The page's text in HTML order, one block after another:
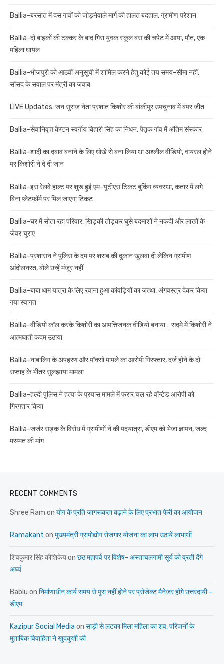
Ballia-बरसात में दस गावों को जोड़नेवाले मार्ग की हालत बदहाल, ग्रामीण परेशान
Ballia-दो बाइकों की टक्कर के बाद गिरा युवक स्कूल बस की चपेट में आया, मौत, एक
महिला घायल
Ballia-भोजपुरी को आठवीं अनुसूची में शामिल करने हेतु कोई तय समय-सीमा नहीं,
सांसद के सवाल पर मंत्री का जवाब
LIVE Updates: जन सुराज नेता प्रशांत किशोर की बांकीपुर उपचुनाव में बंपर जीत
Ballia-सेवानिवृत्त कैप्टन स्वर्गीय बिहारी सिंह का निधन, पैतृक गांव में अंतिम संस्कार
Ballia-शादी का दबाव बनाने के लिए धोखे से बना लिया था अश्लील वीडियो, वायरल होने
पर किशोरी ने दे दी जान
Ballia-इस रेलवे हाल्ट पर शुरू हुई एम-यूटीएस टिकट बुकिंग व्यवस्था, कतार में लगे
बिना प्लेटफॉर्म पर मिल जाएगा टिकट
Ballia-घर में सोता रहा परिवार, खिड़की तोड़कर घुसे बदमाशों ने नकदी और लाखों के
जेवर चुराए
Ballia-प्रशासन ने पुलिस के दम पर शराब की दुकान खुलवा दी लेकिन ग्रामीण
आंदोलनरत, बोले उन्हें मंजूर नहीं
Ballia-बाबा धाम यात्रा के लिए रवाना हुआ कांवड़ियों का जत्था, अंगवस्त्र देकर किया
गया स्वागत
Ballia-वीडियो कॉल करके किशोरी का आपत्तिजनक वीडियो बनाया… सदमे में किशोरी ने
आत्मघाती कदम उठाया
Ballia-नाबालिग के अपहरण और पॉक्सो मामले का आरोपी गिरफ्तार, दर्ज होने के दो
सप्ताह के भीतर सुलझाया मामला
Ballia-हल्दी पुलिस ने हत्या के प्रयास मामले में फरार चल रहे वॉन्टेड आरोपी को
गिरफ्तार किया
Ballia-जर्जर सड़क के विरोध में ग्रामीणों ने की पदयात्रा, डीएम को भेजा ज्ञापन, जल्द
मरम्मत की मांग
RECENT COMMENTS
Shree Ram on योग के प्रति जागरूकता बढ़ाने के लिए प्रभात फेरी का आयोजन
Ramakant on मुख्यमंत्री ग्रामोद्योग रोजगार योजना का लाभ उठायें लाभार्थी
शिवकुमार सिंह कौशिकेयon छठ महापर्व पर विशेष- अस्ताचलगामी सूर्य को व्रती देंगे
अर्घ्य
Bablu on निर्माणाधीन कार्य समय से पूरा नहीं होने पर प्रोजेक्ट मैनेजर होंगे उत्तरदायी –
डीएम
Kazipur Social Media on साड़ी से लटका मिला महिला का शव, परिजनों के
मुताबिक विवाहिता ने खुदकुशी की